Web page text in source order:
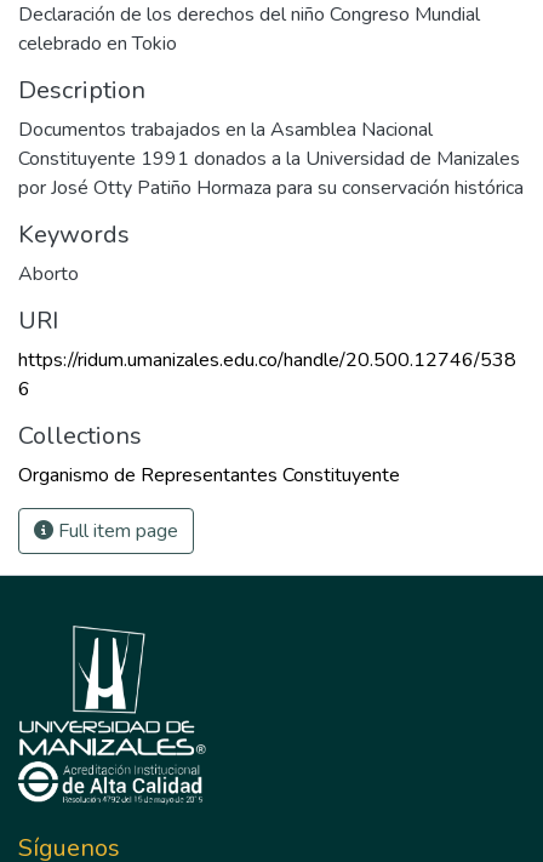
Declaración de los derechos del niño Congreso Mundial
celebrado en Tokio
Description
Documentos trabajados en la Asamblea Nacional
Constituyente 1991 donados a la Universidad de Manizales
por José Otty Patiño Hormaza para su conservación histórica
Keywords
Aborto
URI
https://ridum.umanizales.edu.co/handle/20.500.12746/538
6
Collections
Organismo de Representantes Constituyente
Full item page
Síguenos